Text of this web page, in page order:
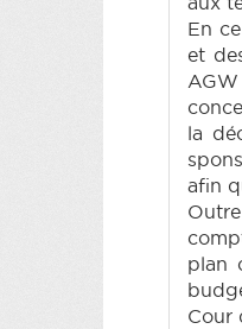
En
et
la
afin
plan
Cour